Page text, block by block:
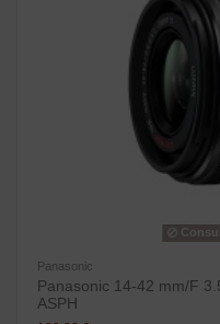
Panasonic
Panasonic 14-42 mm/F
ASPH